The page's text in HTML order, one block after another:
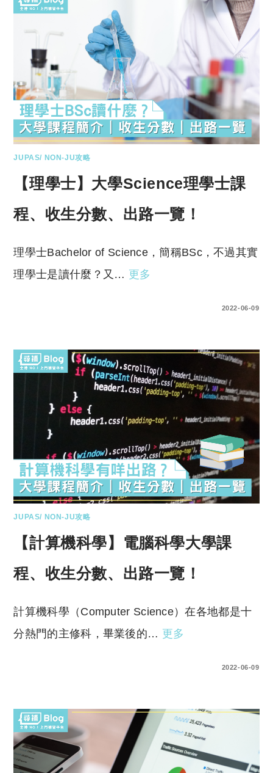
JUPAS/ NON-JU攻略
【理學士】大學Science理學士課
程、收生分數、出路一覽！
理學士Bachelor of Science，簡稱BSc，不過其實
理學士是讀什麼？又… 更多
2022-06-09
JUPAS/ NON-JU攻略
【計算機科學】電腦科學大學課
程、收生分數、出路一覽！
計算機科學（Computer Science）在各地都是十
分熱門的主修科，畢業後的… 更多
2022-06-09